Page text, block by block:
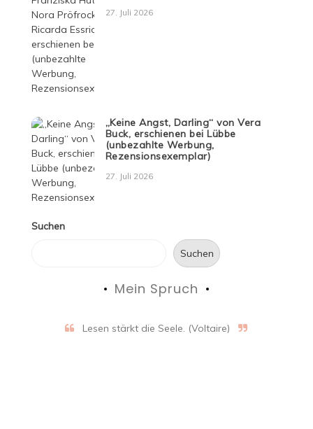
27. Juli 2026
„Keine Angst, Darling“ von Vera
Buck, erschienen bei Lübbe
(unbezahlte Werbung,
Rezensionsexemplar)
27. Juli 2026
Suchen
Suchen
Mein Spruch
Lesen stärkt die Seele. (Voltaire)